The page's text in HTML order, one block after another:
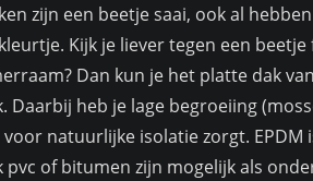
zijn een beetje saai, ook al
Kijk je liever tegen een
Dan kun je het platte dak
Daarbij heb je lage begroeiing
voor natuurlijke isolatie zorgt.
pvc of bitumen zijn mogelijk als